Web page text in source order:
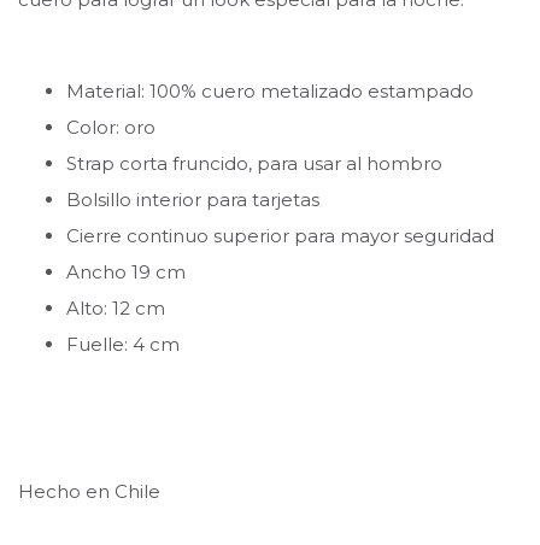
Material: 100% cuero metalizado estampado
Color: oro
Strap corta fruncido, para usar al hombro
Bolsillo interior para tarjetas
Cierre continuo superior para mayor seguridad
Ancho 19 cm
Alto: 12 cm
Fuelle: 4 cm
Hecho en Chile